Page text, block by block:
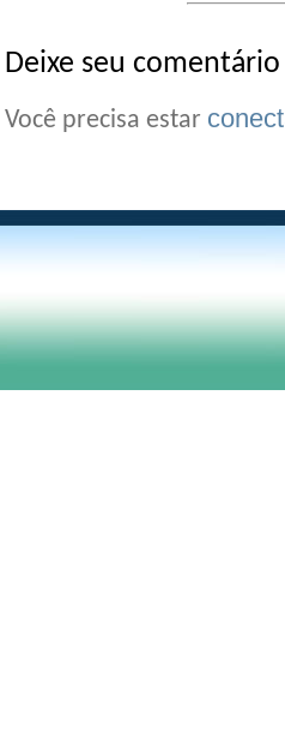
Deixe seu comentário
Você precisa estar